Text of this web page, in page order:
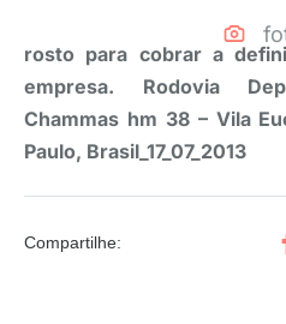
rosto para cobrar a
empresa. Rodovia
Chammas hm 38 – Vila
Paulo, Brasil_17_07_2013
Compartilhe: